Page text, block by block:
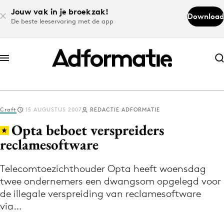
Jouw vak in je broekzak!
De beste leeservaring met de app
Download
Abonneer nu
Abonneer nu
Log in
Volg het laatste nieuws via de Adformatie
Nieuws app
Craft 15 AUGUSTUS 2007 REDACTIE ADFORMATIE
Opta beboet verspreiders
reclamesoftware
Telecomtoezichthouder Opta heeft woensdag
twee ondernemers een dwangsom opgelegd voor
de illegale verspreiding van reclamesoftware
via…